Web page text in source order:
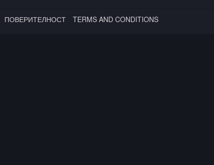
ПОВЕРИТЕЛНОСТ TERMS AND CONDITIONS